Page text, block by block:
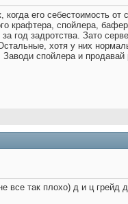
когда его
крафтера, спойлера,
год задротства. Зато
хотя у них
спойлера и
все так плохо) д и ц грейд